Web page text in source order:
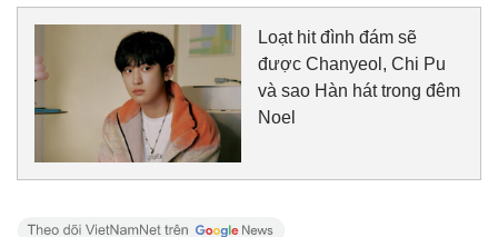
Loạt hit đình đám sẽ
được Chanyeol, Chi Pu
và sao Hàn hát trong đêm
Noel